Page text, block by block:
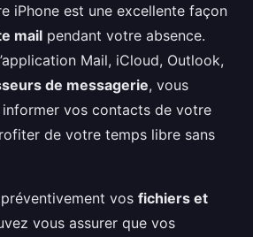
iPhone est une excellente façon
mail pendant votre absence.
Mail, iCloud, Outlook,
de messagerie, vous
vos contacts de votre
de votre temps libre sans
vos fichiers et
vous assurer que vos